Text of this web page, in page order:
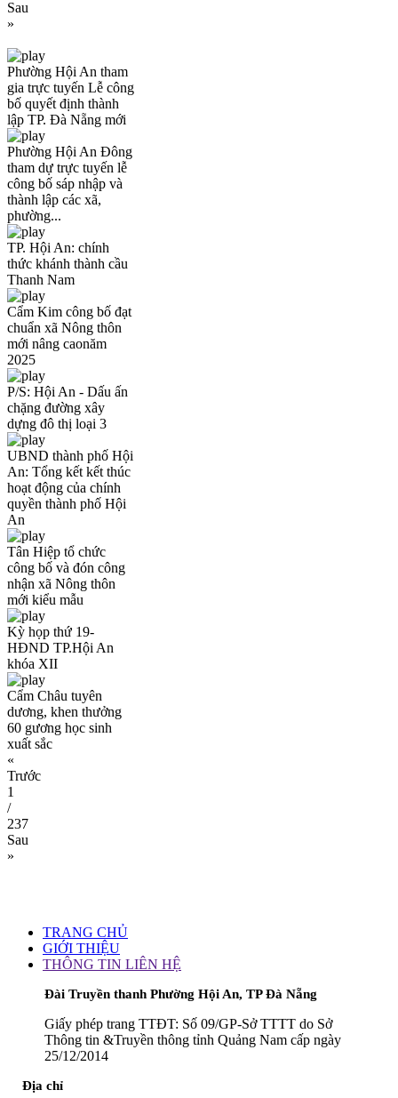
Sau
»
Phường Hội An tham
gia trực tuyến Lễ công
bố quyết định thành
lập TP. Đà Nẵng mới
Phường Hội An Đông
tham dự trực tuyến lễ
công bố sáp nhập và
thành lập các xã,
phường...
TP. Hội An: chính
thức khánh thành cầu
Thanh Nam
Cẩm Kim công bố đạt
chuẩn xã Nông thôn
mới nâng caonăm
2025
P/S: Hội An - Dấu ấn
chặng đường xây
dựng đô thị loại 3
UBND thành phố Hội
An: Tổng kết kết thúc
hoạt động của chính
quyền thành phố Hội
An
Tân Hiệp tổ chức
công bố và đón công
nhận xã Nông thôn
mới kiểu mẫu
Kỳ họp thứ 19-
HĐND TP.Hội An
khóa XII
Cẩm Châu tuyên
dương, khen thưởng
60 gương học sinh
xuất sắc
«
Trước
1
/
237
Sau
»
TRANG CHỦ
GIỚI THIỆU
THÔNG TIN LIÊN HỆ
Đài Truyền thanh Phường Hội An, TP Đà Nẵng
Giấy phép trang TTĐT: Số 09/GP-Sở TTTT do Sở
Thông tin &Truyền thông tỉnh Quảng Nam cấp ngày
25/12/2014
Địa chỉ